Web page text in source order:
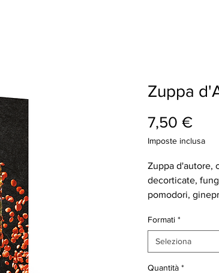
Zuppa
7,50 €
Imposte inclusa
Zuppa d'autore,
decorticate,
pomodori,
Formati *
Seleziona
Quantità *